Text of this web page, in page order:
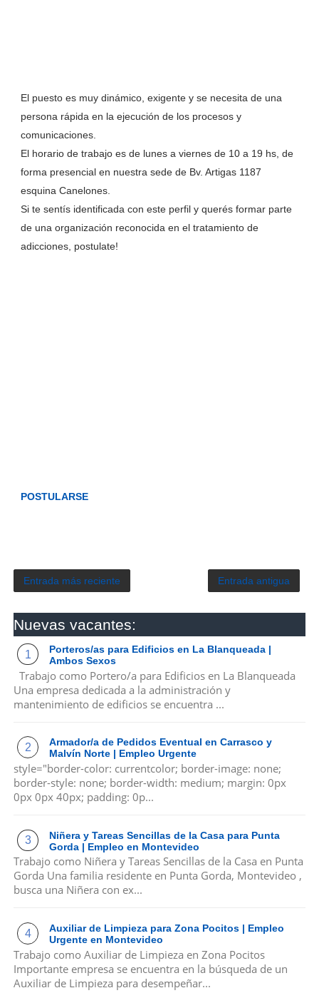
El puesto es muy dinámico, exigente y se necesita de una
persona rápida en la ejecución de los procesos y
comunicaciones.
El horario de trabajo es de lunes a viernes de 10 a 19 hs, de
forma presencial en nuestra sede de Bv. Artigas 1187
esquina Canelones.
Si te sentís identificada con este perfil y querés formar parte
de una organización reconocida en el tratamiento de
adicciones, postulate!
POSTULARSE
Entrada más reciente Entrada antigua
Nuevas vacantes:
Porteros/as para Edificios en La Blanqueada |
Ambos Sexos
Trabajo como Portero/a para Edificios en La Blanqueada
Una empresa dedicada a la administración y
mantenimiento de edificios se encuentra ...
Armador/a de Pedidos Eventual en Carrasco y
Malvín Norte | Empleo Urgente
style="border-color: currentcolor; border-image: none;
border-style: none; border-width: medium; margin: 0px
0px 0px 40px; padding: 0p...
Niñera y Tareas Sencillas de la Casa para Punta
Gorda | Empleo en Montevideo
Trabajo como Niñera y Tareas Sencillas de la Casa en Punta
Gorda Una familia residente en Punta Gorda, Montevideo ,
busca una Niñera con ex...
Auxiliar de Limpieza para Zona Pocitos | Empleo
Urgente en Montevideo
Trabajo como Auxiliar de Limpieza en Zona Pocitos
Importante empresa se encuentra en la búsqueda de un
Auxiliar de Limpieza para desempeñar...